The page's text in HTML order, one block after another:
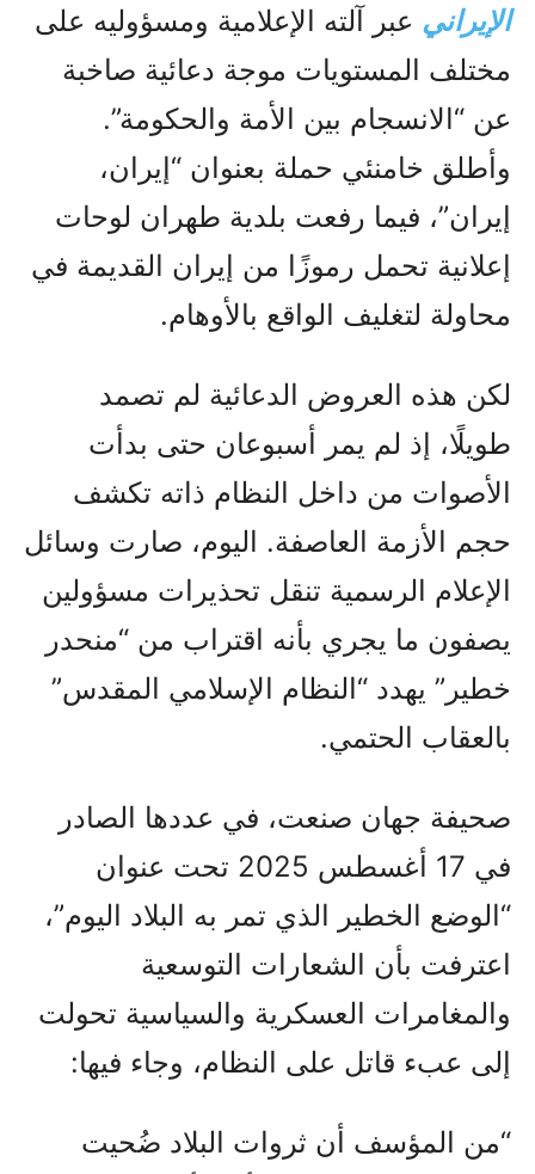
الإيراني عبر آلته الإعلامية ومسؤوليه على
مختلف المستويات موجة دعائية صاخبة
عن “الانسجام بين الأمة والحكومة”.
وأطلق خامنئي حملة بعنوان “إيران،
إيران”، فيما رفعت بلدية طهران لوحات
إعلانية تحمل رموزًا من إيران القديمة في
محاولة لتغليف الواقع بالأوهام.
لكن هذه العروض الدعائية لم تصمد
طويلًا، إذ لم يمر أسبوعان حتى بدأت
الأصوات من داخل النظام ذاته تكشف
حجم الأزمة العاصفة. اليوم، صارت وسائل
الإعلام الرسمية تنقل تحذيرات مسؤولين
يصفون ما يجري بأنه اقتراب من “منحدر
خطير” يهدد “النظام الإسلامي المقدس”
بالعقاب الحتمي.
صحيفة جهان صنعت، في عددها الصادر
في 17 أغسطس 2025 تحت عنوان
“الوضع الخطير الذي تمر به البلاد اليوم”،
اعترفت بأن الشعارات التوسعية
والمغامرات العسكرية والسياسية تحولت
إلى عبء قاتل على النظام، وجاء فيها:
“من المؤسف أن ثروات البلاد ضُحيت